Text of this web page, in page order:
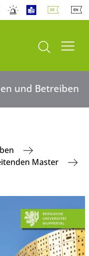
Suche öffnen
und Betreiben
Master